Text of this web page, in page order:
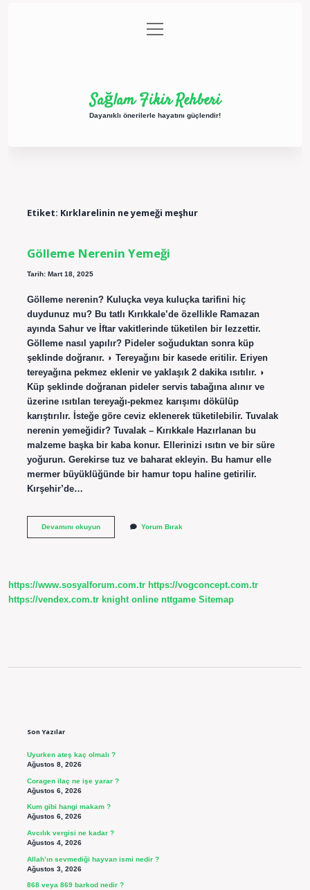
Gizlilik Politikası
menüyü
aç
Sağlam Fikir Rehberi
Dayanıklı önerilerle hayatını güçlendir!
Etiket: Kırklarelinin ne yemeği meşhur
Gölleme Nerenin Yemeği
Tarih: Mart 18, 2025
Gölleme nerenin? Kuluçka veya kuluçka tarifini hiç
duydunuz mu? Bu tatlı Kırıkkale’de özellikle Ramazan
ayında Sahur ve İftar vakitlerinde tüketilen bir lezzettir.
Gölleme nasıl yapılır? Pideler soğuduktan sonra küp
şeklinde doğranır. ◗ Tereyağını bir kasede eritilir. Eriyen
tereyağına pekmez eklenir ve yaklaşık 2 dakika ısıtılır. ◗
Küp şeklinde doğranan pideler servis tabağına alınır ve
üzerine ısıtılan tereyağı-pekmez karışımı dökülüp
karıştırılır. İsteğe göre ceviz eklenerek tüketilebilir. Tuvalak
nerenin yemeğidir? Tuvalak – Kırıkkale Hazırlanan bu
malzeme başka bir kaba konur. Ellerinizi ısıtın ve bir süre
yoğurun. Gerekirse tuz ve baharat ekleyin. Bu hamur elle
mermer büyüklüğünde bir hamur topu haline getirilir.
Kırşehir’de…
Devamını okuyunGölleme
Yorum Bırak
https://www.sosyalforum.com.tr https://vogconcept.com.tr
https://vendex.com.tr knight online nttgame Sitemap
Son Yazılar
Uyurken ateş kaç olmalı ?
Ağustos 8, 2026
Coragen ilaç ne işe yarar ?
Ağustos 6, 2026
Kum gibi hangi makam ?
Ağustos 6, 2026
Avcılık vergisi ne kadar ?
Ağustos 4, 2026
Allah’ın sevmediği hayvan ismi nedir ?
Ağustos 3, 2026
868 veya 869 barkod nedir ?